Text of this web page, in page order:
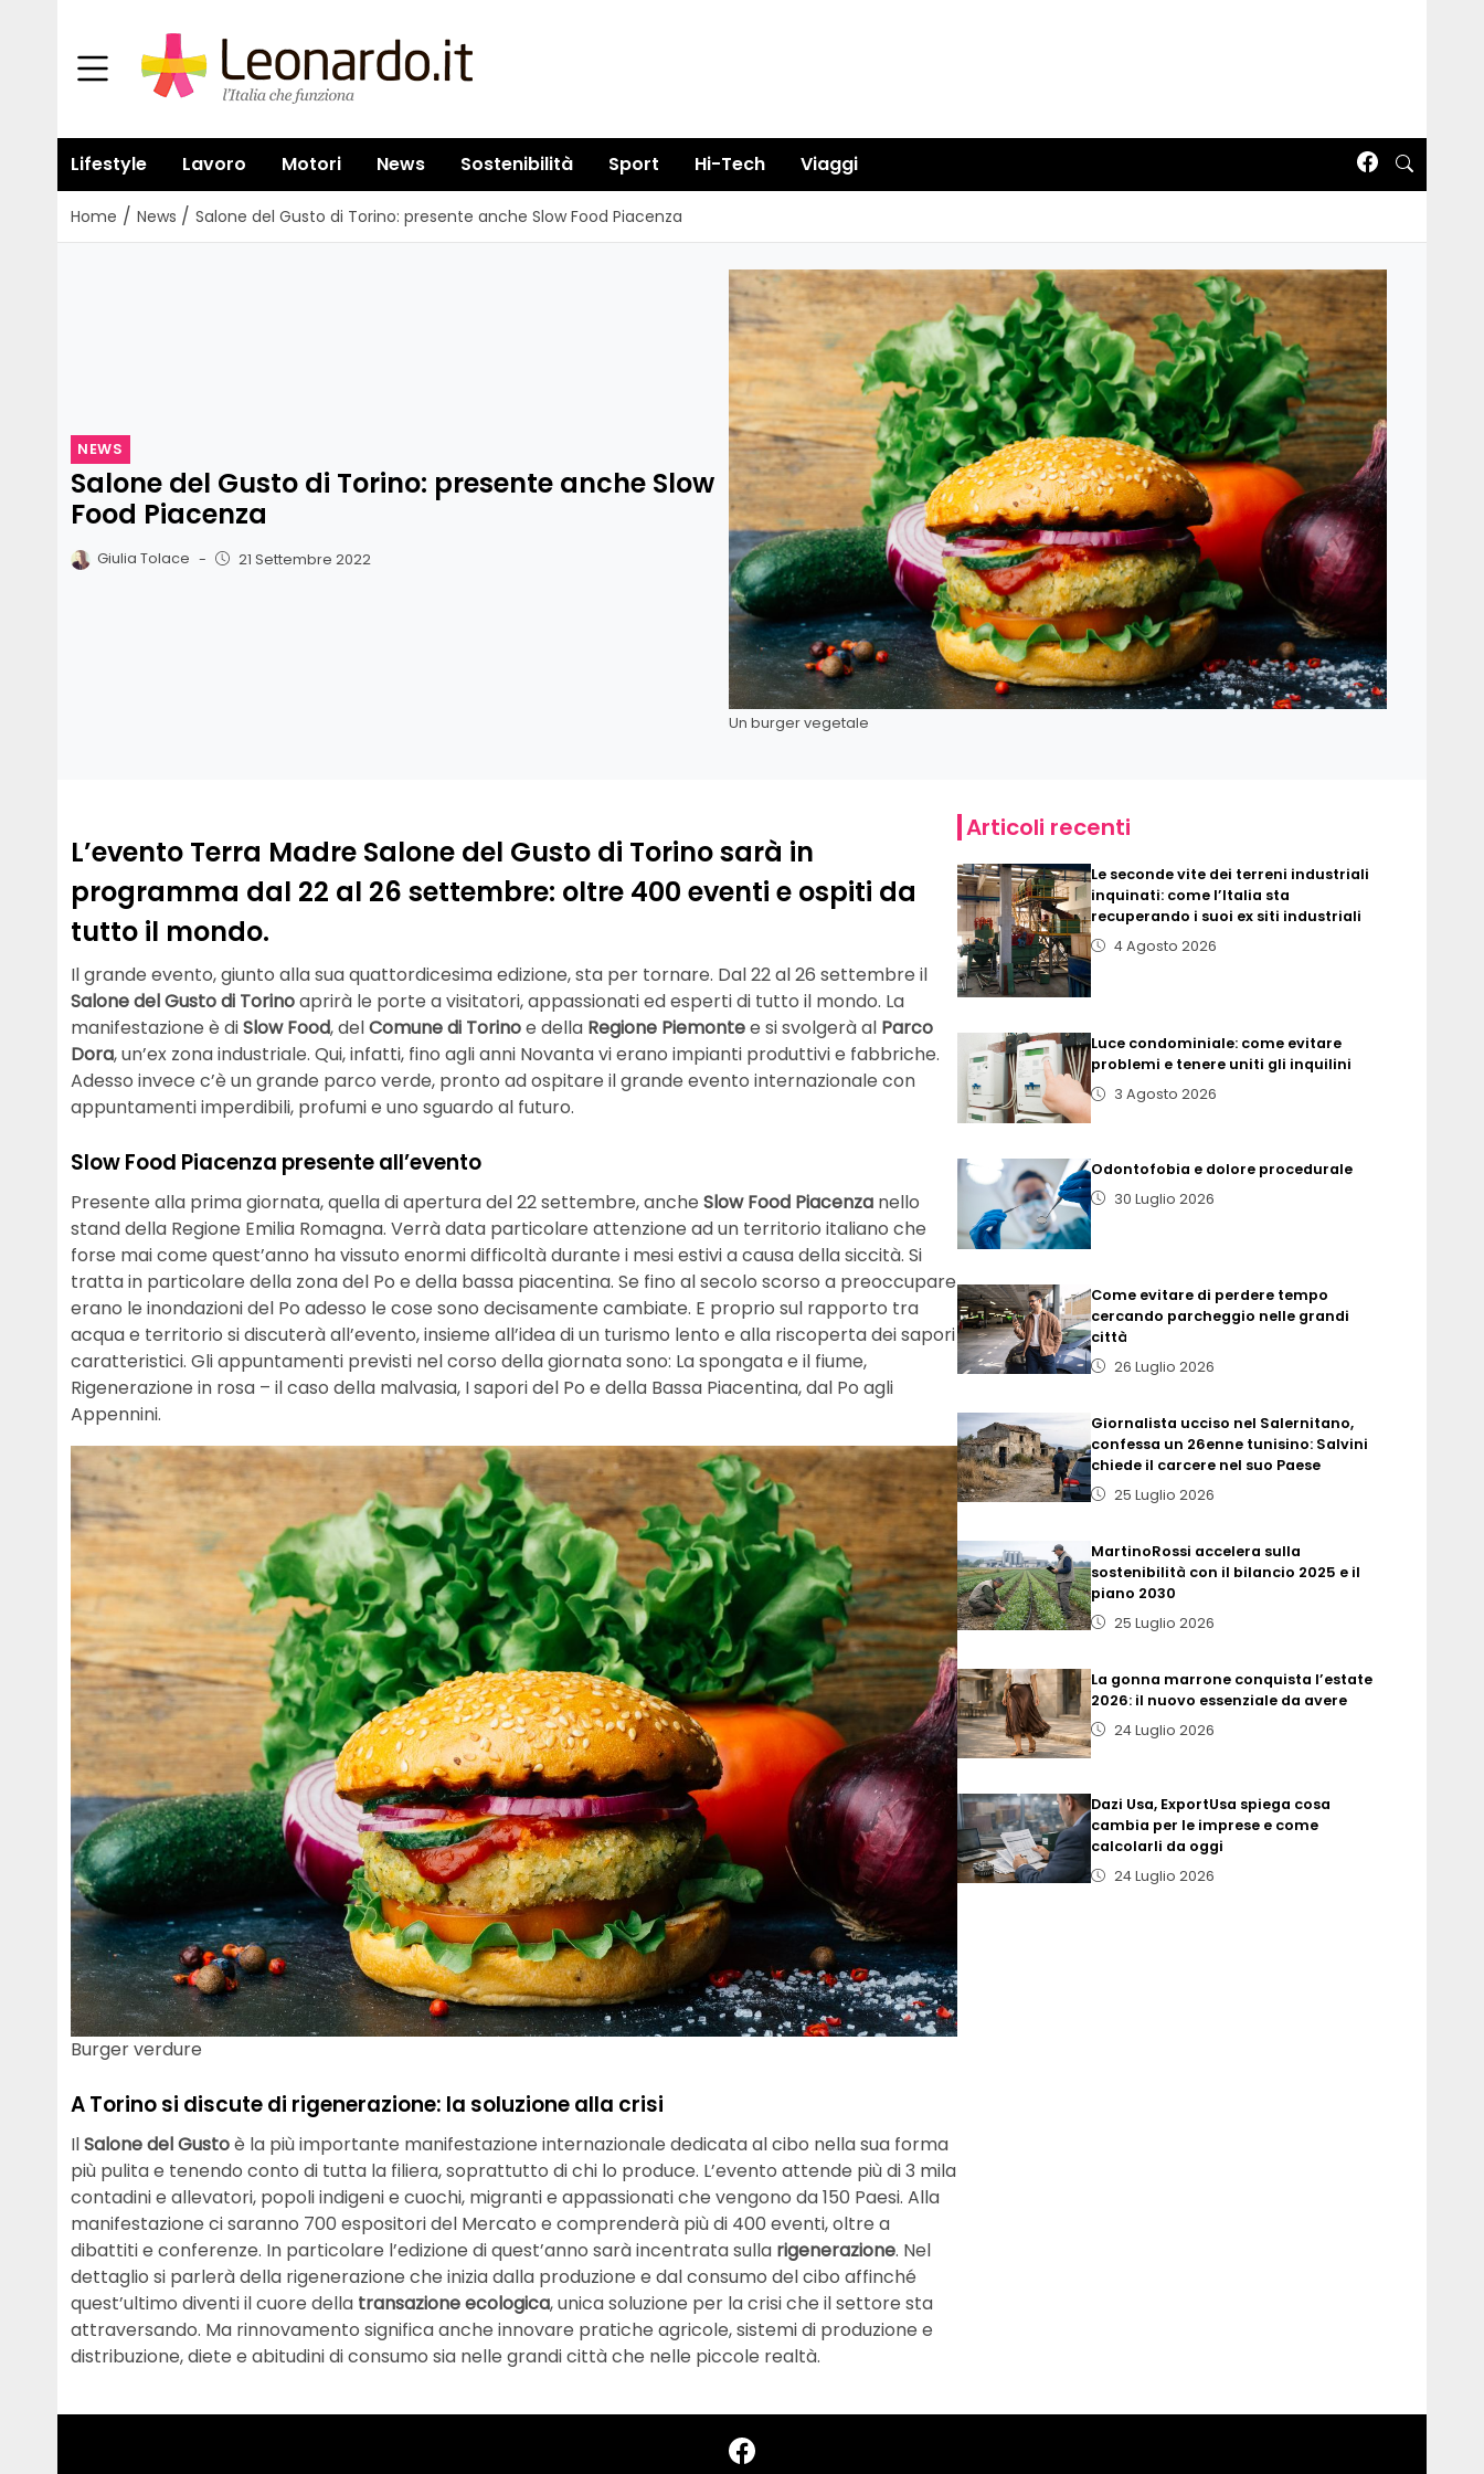
Lifestyle Lavoro Motori News Sostenibilità Sport Hi-Tech Viaggi
Home / News / Salone del Gusto di Torino: presente anche Slow Food Piacenza
NEWS
Salone del Gusto di Torino: presente anche Slow
Food Piacenza
Giulia Tolace - 21 Settembre 2022
Un burger vegetale
L’evento Terra Madre Salone del Gusto di Torino sarà in
programma dal 22 al 26 settembre: oltre 400 eventi e ospiti da
tutto il mondo.
Il grande evento, giunto alla sua quattordicesima edizione, sta per tornare. Dal 22 al 26 settembre il
Salone del Gusto di Torinoaprirà le porte a visitatori, appassionati ed esperti di tutto il mondo. La
manifestazione è diSlow Food, delComune di Torinoe della Regione Piemontee si svolgerà al Parco
Dora, un’ex zona industriale. Qui, infatti, fino agli anni Novanta vi erano impianti produttivi e fabbriche.
Adesso invece c’è un grande parco verde, pronto ad ospitare il grande evento internazionale con
appuntamenti imperdibili, profumi e uno sguardo al futuro.
Slow Food Piacenza presente all’evento
Presente alla prima giornata, quella di apertura del 22 settembre, anche Slow Food Piacenza nello
stand della Regione Emilia Romagna. Verrà data particolare attenzione ad un territorio italiano che
forse mai come quest’anno ha vissuto enormi difficoltà durante i mesi estivi a causa della siccità. Si
tratta in particolare della zona del Po e della bassa piacentina. Se fino al secolo scorso a preoccupare
erano le inondazioni del Po adesso le cose sono decisamente cambiate. E proprio sul rapporto tra
acqua e territorio si discuterà all’evento, insieme all’idea di un turismo lento e alla riscoperta dei sapori
caratteristici. Gli appuntamenti previsti nel corso della giornata sono: La spongata e il fiume,
Rigenerazione in rosa – il caso della malvasia, I sapori del Po e della Bassa Piacentina, dal Po agli
Appennini.
Burger verdure
A Torino si discute di rigenerazione: la soluzione alla crisi
IlSalone del Gustoè la più importante manifestazione internazionale dedicata al cibo nella sua forma
più pulita e tenendo conto di tutta la filiera, soprattutto di chi lo produce. L’evento attende più di 3 mila
contadini e allevatori, popoli indigeni e cuochi, migranti e appassionati che vengono da 150 Paesi. Alla
manifestazione ci saranno 700 espositori del Mercato e comprenderà più di 400 eventi, oltre a
dibattiti e conferenze. In particolare l’edizione di quest’anno sarà incentrata sulla rigenerazione. Nel
dettaglio si parlerà della rigenerazione che inizia dalla produzione e dal consumo del cibo affinché
quest’ultimo diventi il cuore della transazione ecologica, unica soluzione per la crisi che il settore sta
attraversando. Ma rinnovamento significa anche innovare pratiche agricole, sistemi di produzione e
distribuzione, diete e abitudini di consumo sia nelle grandi città che nelle piccole realtà.
Articoli recenti
Le seconde vite dei terreni industriali
inquinati: come l’Italia sta
recuperando i suoi ex siti industriali
4 Agosto 2026
Luce condominiale: come evitare
problemi e tenere uniti gli inquilini
3 Agosto 2026
Odontofobia e dolore procedurale
30 Luglio 2026
Come evitare di perdere tempo
cercando parcheggio nelle grandi
città
26 Luglio 2026
Giornalista ucciso nel Salernitano,
confessa un 26enne tunisino: Salvini
chiede il carcere nel suo Paese
25 Luglio 2026
MartinoRossi accelera sulla
sostenibilità con il bilancio 2025 e il
piano 2030
25 Luglio 2026
La gonna marrone conquista l’estate
2026: il nuovo essenziale da avere
24 Luglio 2026
Dazi Usa, ExportUsa spiega cosa
cambia per le imprese e come
calcolarli da oggi
24 Luglio 2026